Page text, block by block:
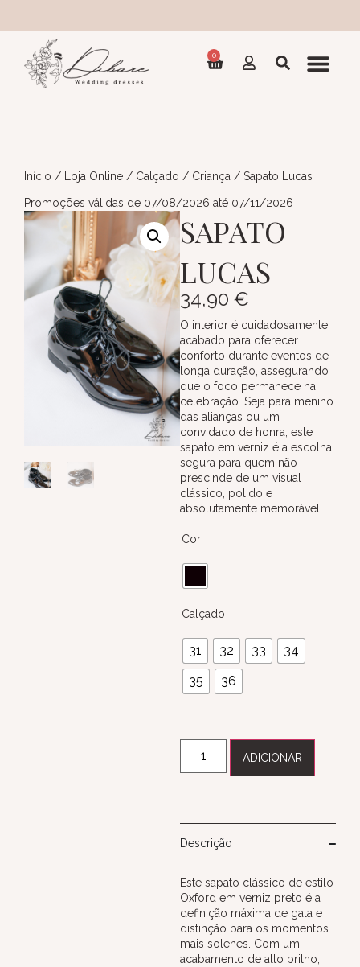
0
Início / Loja Online / Calçado / Criança / Sapato Lucas
Promoções válidas de 07/08/2026 até 07/11/2026
SAPATO
LUCAS
34,90 €
O interior é cuidadosamente
acabado para oferecer
conforto durante eventos de
longa duração, assegurando
que o foco permanece na
celebração. Seja para menino
das alianças ou um
convidado de honra, este
sapato em verniz é a escolha
segura para quem não
prescinde de um visual
clássico, polido e
absolutamente memorável.
Cor
Calçado
31 32 33
34
35
36
ADICIONAR
Descrição
Este sapato clássico de estilo
Oxford em verniz preto é a
definição máxima de gala e
distinção para os momentos
mais solenes. Com um
acabamento de alto brilho,